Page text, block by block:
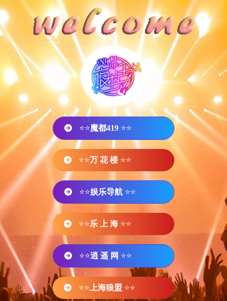
⭐⭐魔都419 ⭐⭐
⭐⭐万 花 楼 ⭐⭐
⭐⭐娱乐导航 ⭐⭐
⭐⭐乐 上 海 ⭐⭐
⭐⭐逍 遥 网 ⭐⭐
⭐⭐ 上海狼盟 ⭐⭐